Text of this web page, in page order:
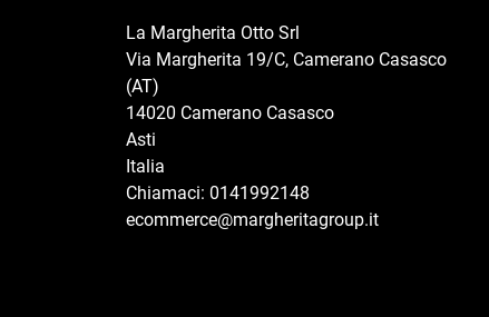
La Margherita Otto Srl
Via Margherita 19/C, Camerano Casasco
(AT)
14020 Camerano Casasco
Asti
Italia
Chiamaci: 0141992148
ecommerce@margheritagroup.it